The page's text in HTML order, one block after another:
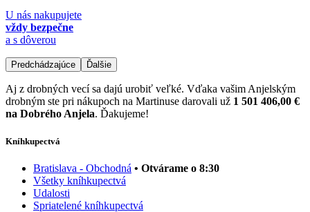
U nás nakupujete
vždy bezpečne
a s dôverou
Predchádzajúce Ďalšie
Aj z drobných vecí sa dajú urobiť veľké. Vďaka vašim Anjelským
drobným ste pri nákupoch na Martinuse darovali už 1 501 406,00 €
na Dobrého Anjela. Ďakujeme!
Kníhkupectvá
Bratislava - Obchodná • Otvárame o 8:30
Všetky kníhkupectvá
Udalosti
Spriatelené kníhkupectvá